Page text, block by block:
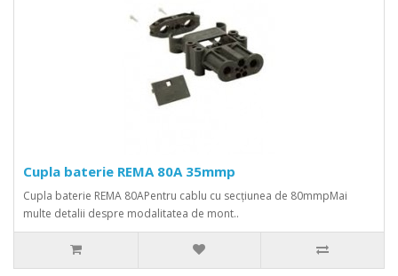
Cupla baterie REMA 80A 35mmp
Cupla baterie REMA 80APentru cablu cu secțiunea de 80mmpMai
multe detalii despre modalitatea de mont..